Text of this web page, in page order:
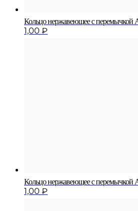
Кольцо нержавеющее с перемычкой
1,00 ₽
Кольцо нержавеющее с перемычкой
1,00 ₽